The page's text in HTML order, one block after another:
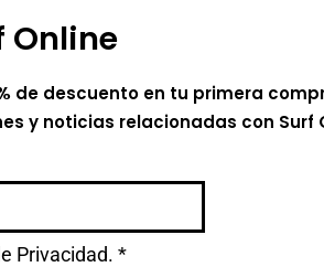
Online
de descuento en tu primera
y noticias relacionadas con Surf
Privacidad. *